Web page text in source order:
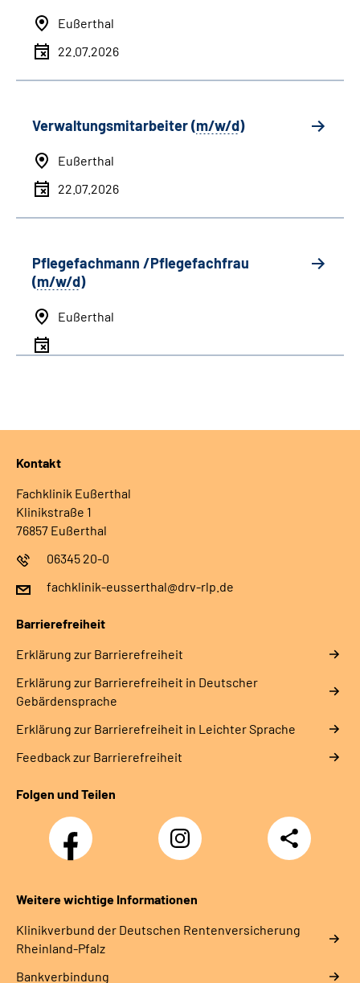
Eußerthal
22.07.2026
Verwaltungsmitarbeiter (m/w/d)
Eußerthal
22.07.2026
Pflegefachmann /Pflegefachfrau
(m/w/d)
Eußerthal
Kontakt
Fachklinik Eußerthal
Klinikstraße 1
76857 Eußerthal
06345 20-0
fachklinik-eusserthal@drv-rlp.de
Barrierefreiheit
Erklärung zur Barrierefreiheit
Erklärung zur Barrierefreiheit in Deutscher
Gebärdensprache
Erklärung zur Barrierefreiheit in Leichter Sprache
Feedback zur Barrierefreiheit
Folgen und Teilen
Facebook
Instagram
DRV
Nachwuchskräfte
Teilen
Weitere wichtige Informationen
Klinikverbund der Deutschen Rentenversicherung
Rheinland-Pfalz
Bankverbindung